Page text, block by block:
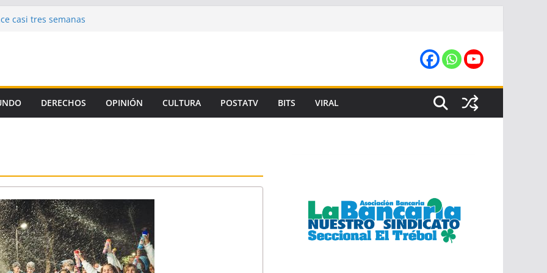
casi tres semanas
de un autor intelectual en el crimen de
la Corte, el Gobierno se niega a aplicar
Universitario
preso de Santa Fe como uno de los
de Florencia Gómez
DERECHOS OPINIÓN CULTURA POSTATV BITS VIRAL